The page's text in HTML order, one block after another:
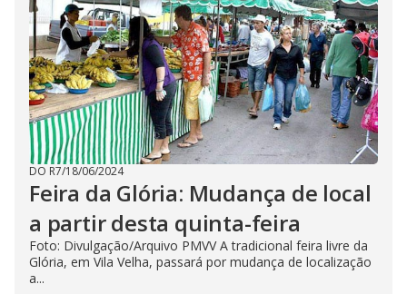
DO R7/18/06/2024
Feira da Glória: Mudança de local
a partir desta quinta-feira
Foto: Divulgação/Arquivo PMVV A tradicional feira livre da
Glória, em Vila Velha, passará por mudança de localização
a...